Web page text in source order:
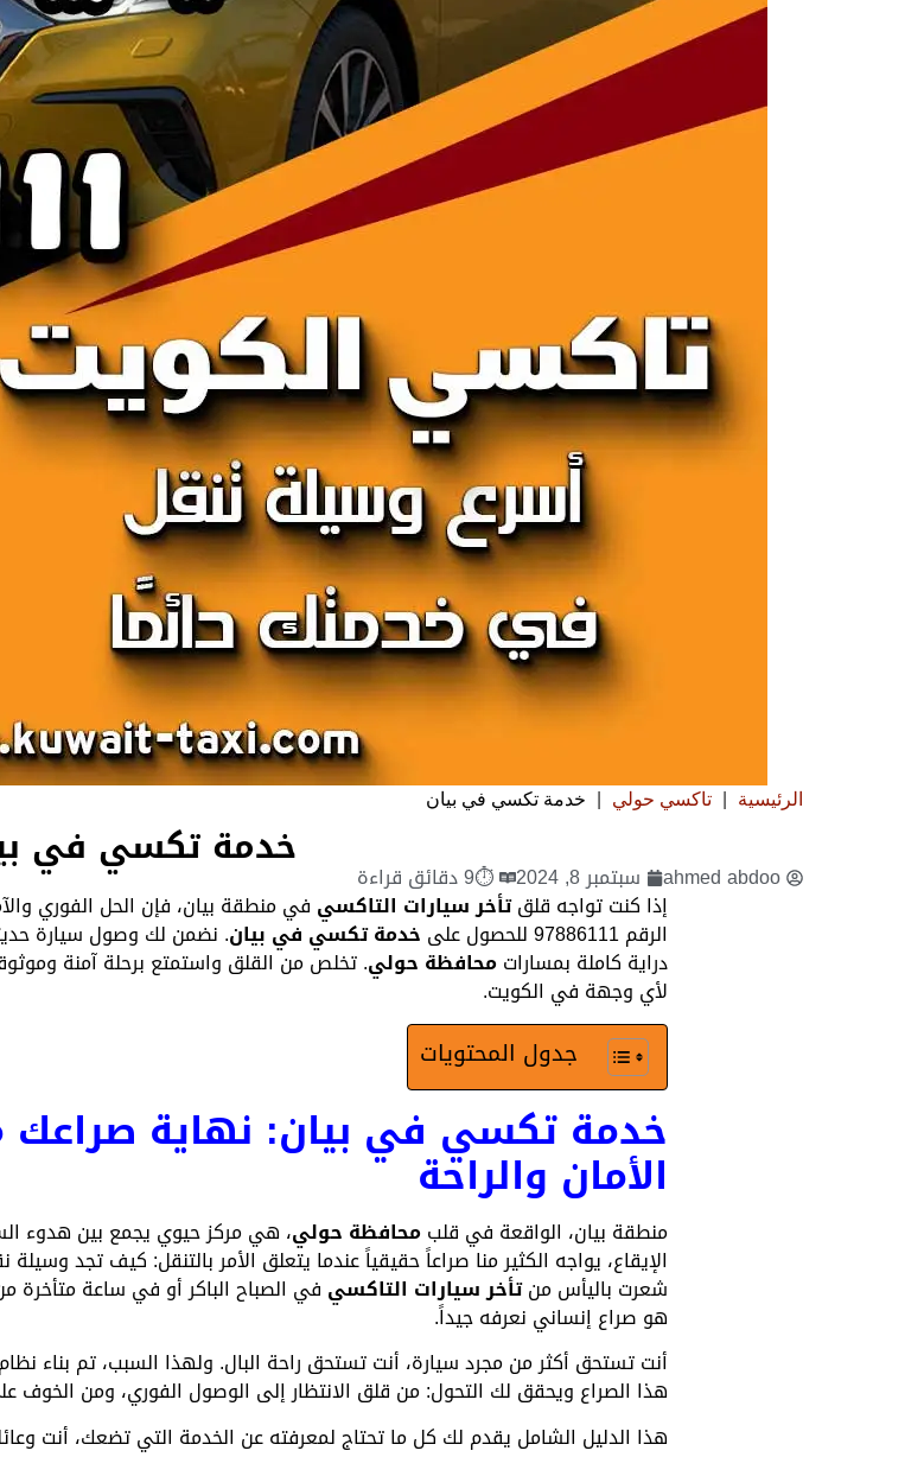
الرئيسية تاكسي حولي خدمة تكسي في بيان
خدمة تكسي في ahmed abdoo سبتمبر 8, 2024 ⏱9 دقائق قراءة
إذا كنت تواجه قلقتأخر سيارات التاكسي في منطقة بيان، فإن الحل الفوري
الرقم 97886111 للحصول على خدمة تكسي في بيان. نضمن لك وصول سيارة
دراية كاملة بمساراتمحافظة حولي. تخلص من القلق واستمتع برحلة آمنة
لأي وجهة في الكويت.
جدول المحتويات
خدمة تكسي في بيان: نهاية صراعك
الأمان والراحة
منطقة بيان، الواقعة في قلبمحافظة حولي، هي مركز حيوي يجمع بين هدوء
الإيقاع، يواجه الكثير منا صراعاً حقيقياً عندما يتعلق الأمر بالتنقل: كيف تجد
شعرت باليأس منتأخر سيارات التاكسي في الصباح الباكر أو في ساعة متأخرة
هو صراع إنساني نعرفه جيداً.
أنت تستحق أكثر من مجرد سيارة، أنت تستحق راحة البال. ولهذا السبب، تم بناء نظام
هذا الصراع ويحقق لك التحول: من قلق الانتظار إلى الوصول الفوري، ومن الخوف
هذا الدليل الشامل يقدم لك كل ما تحتاج لمعرفته عن الخدمة التي تضعك، أنت